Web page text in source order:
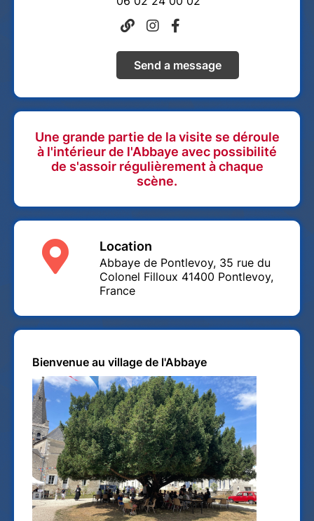
Send a message
Une grande partie de la visite se déroule
à l'intérieur de l'Abbaye avec possibilité
de s'assoir régulièrement à chaque
scène.
Location
Abbaye de Pontlevoy, 35 rue du
Colonel Filloux 41400 Pontlevoy,
France
Bienvenue au village de l'Abbaye